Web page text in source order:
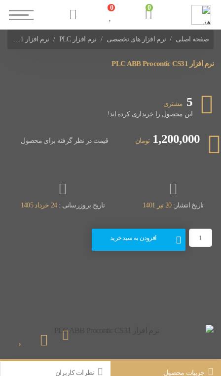
صفحه اصلی نرم افزار های تخصصی نرم افزار PLC
نرم افزار های PLC ABB
نرم افزار PLC ABB Procontic CS31
نرم افزار PLC ABB Procontic CS31
5 مشتری
این محصول را خریداری کرده اند!
1,200,000 تومان قیمت در نظر گرفته برای محصول
تاریخ انتشار:20 تیر 1401 تاریخ بروزرسانی :24 خرداد 1405
افزودن به سبد خرید
جزییات محصول نظرات کاربران
0
0